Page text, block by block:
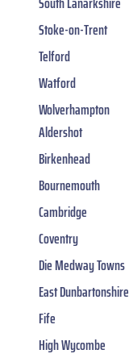
Stoke-on-Trent
Telford
Watford
Wolverhampton
Aldershot
Birkenhead
Bournemouth
Cambridge
Coventry
Die Medway Towns
East Dunbartonshire
Fife
High Wycombe